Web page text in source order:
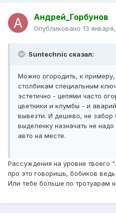
Андрей_Горбунов
Опубликовано 13
Suntechnic сказал:
Можно огородить, к примеру,
столбикам специальным
эстетично - цепями часто
цветники и клумбы - и
вывезти. И дешево, не забор
выделенку назначать не
авто на месте.
Рассуждения на уровне
про это говоришь, бобиков
Или тебе больше по тротуарам